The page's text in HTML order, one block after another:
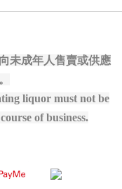
未成年人售賣或供應
liquor must not be
of business.